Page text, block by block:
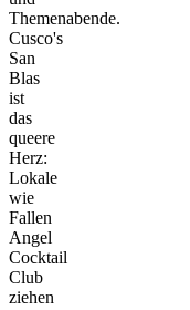
Themenabende.
Cusco's
San
Blas
ist
das
queere
Herz:
Lokale
wie
Fallen
Angel
Cocktail
Club
ziehen